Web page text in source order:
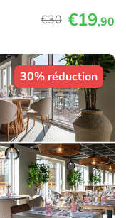
€30 €19,90
30% réduction